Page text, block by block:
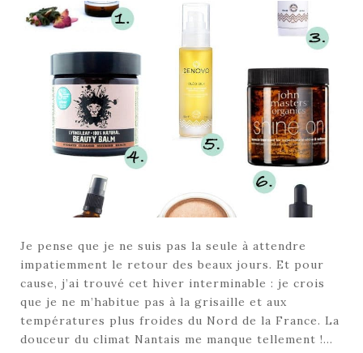
Je pense que je ne suis pas la seule à attendre
impatiemment le retour des beaux jours. Et pour
cause, j’ai trouvé cet hiver interminable : je crois
que je ne m’habitue pas à la grisaille et aux
températures plus froides du Nord de la France. La
douceur du climat Nantais me manque tellement !…